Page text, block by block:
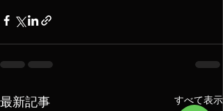
最新記事 すべて表示